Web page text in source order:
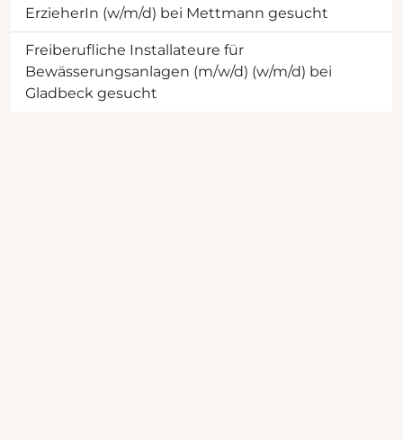
ErzieherIn (w/m/d) bei Mettmann gesucht
Freiberufliche Installateure für
Bewässerungsanlagen (m/w/d) (w/m/d) bei
Gladbeck gesucht